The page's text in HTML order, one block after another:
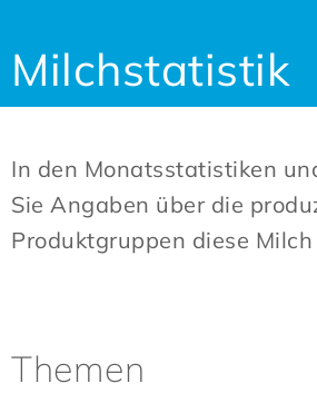
Milchstatistik
In den Monatsstatistiken
Sie Angaben über die
Produktgruppen diese
Themen